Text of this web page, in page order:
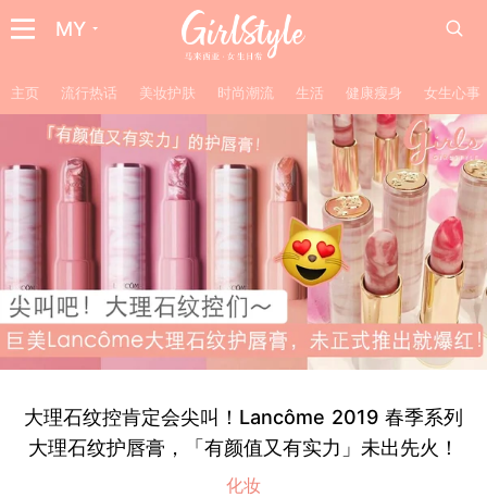
MY
主页 流行热话 美妆护肤 时尚潮流 生活 健康瘦身 女生心事
大理石纹控肯定会尖叫！Lancôme 2019 春季系列
大理石纹护唇膏，「有颜值又有实力」未出先火！
化妆